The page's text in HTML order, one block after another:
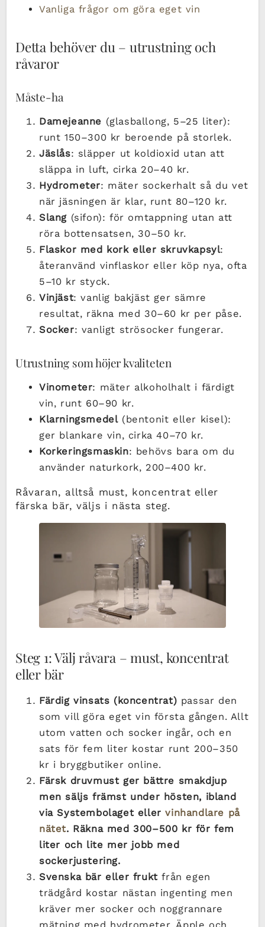
Vanliga frågor om göra eget vin
Detta behöver du – utrustning och
råvaror
Måste-ha
Damejeanne (glasballong, 5–25 liter):
runt 150–300 kr beroende på storlek.
Jäslås: släpper ut koldioxid utan att
släppa in luft, cirka 20–40 kr.
Hydrometer: mäter sockerhalt så du vet
när jäsningen är klar, runt 80–120 kr.
Slang (sifon): för omtappning utan att
röra bottensatsen, 30–50 kr.
Flaskor med kork eller skruvkapsyl:
återanvänd vinflaskor eller köp nya, ofta
5–10 kr styck.
Vinjäst: vanlig bakjäst ger sämre
resultat, räkna med 30–60 kr per påse.
Socker: vanligt strösocker fungerar.
Utrustning som höjer kvaliteten
Vinometer: mäter alkoholhalt i färdigt
vin, runt 60–90 kr.
Klarningsmedel(bentonit eller kisel):
ger blankare vin, cirka 40–70 kr.
Korkeringsmaskin: behövs bara om du
använder naturkork, 200–400 kr.
Råvaran, alltså must, koncentrat eller
färska bär, väljs i nästa steg.
Steg 1: Välj råvara – must, koncentrat
eller bär
Färdig vinsats (koncentrat) passar den
som vill göra eget vin första gången. Allt
utom vatten och socker ingår, och en
sats för fem liter kostar runt 200–350
kr i bryggbutiker online.
Färsk druvmust ger bättre smakdjup
men säljs främst under hösten, ibland
via Systembolaget ellervinhandlare på
nätet. Räkna med 300–500 kr för fem
liter och lite mer jobb med
sockerjustering.
Svenska bär eller fruktfrån egen
trädgård kostar nästan ingenting men
kräver mer socker och noggrannare
mätning med hydrometer. Äpple och